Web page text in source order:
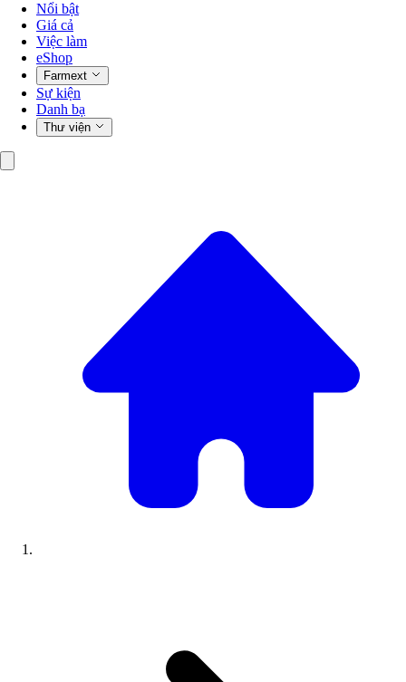
Nổi bật
Giá cả
Việc làm
eShop
Farmext
Sự kiện
Danh bạ
Thư viện